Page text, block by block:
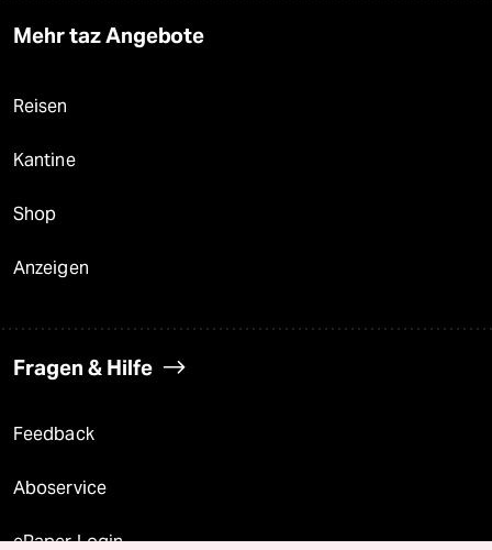
Mehr taz Angebote
Reisen
Kantine
Shop
Anzeigen
Fragen & Hilfe
Feedback
Aboservice
ePaper Login